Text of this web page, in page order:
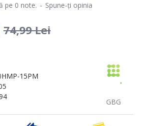
15PM
GBG
pe 0 note. - Spune-ţi opinia
74,99 Lei